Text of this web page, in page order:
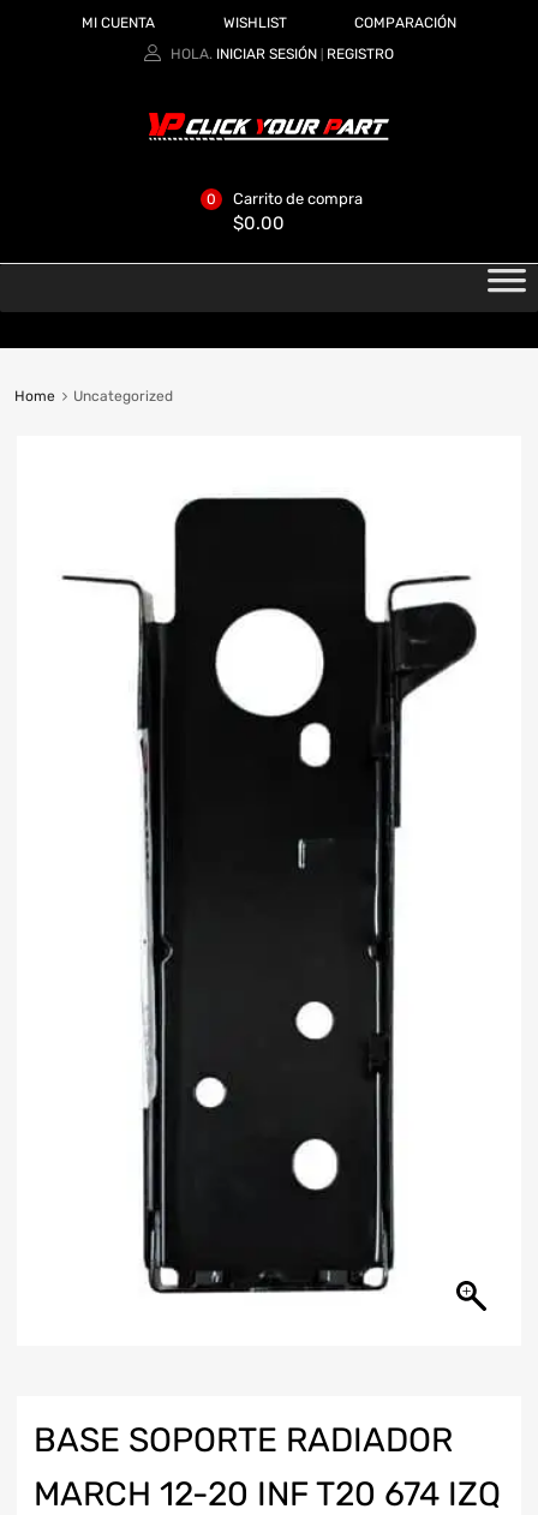
MI CUENTA WISHLIST
COMPARACIÓN
HOLA. INICIAR SESIÓN REGISTRO
Carrito de compra
$0.00
0
Home Uncategorized
BASE SOPORTE RADIADOR
MARCH 12-20 INF T20 674 IZQ